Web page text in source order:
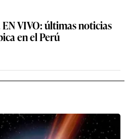
VIVO: últimas noticias
en el Perú